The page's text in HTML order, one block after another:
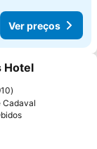
Ver preços
favoritos
Hotel
Cadaval